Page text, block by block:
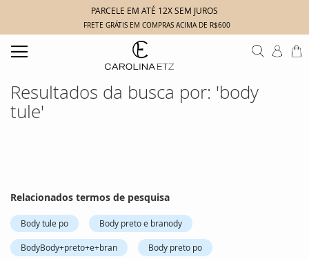
PARCELE EM ATÉ 12X SEM JUROS
FRETE GRÁTIS EM COMPRAS ACIMA DE R$600
Search
Resultados da busca por: 'body
tule'
Relacionados termos de pesquisa
Body tule po Body preto e branody
BodyBody+preto+e+bran Body preto po